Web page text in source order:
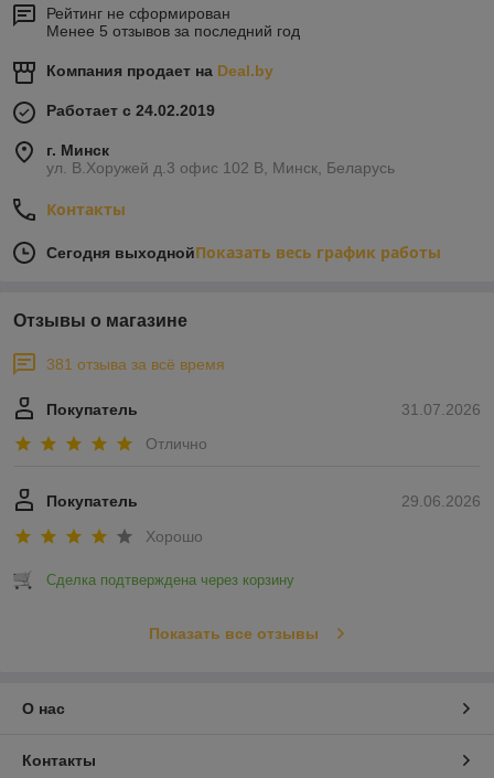
Рейтинг не сформирован
Менее 5 отзывов за последний год
Компания продает на Deal.by
Работает с 24.02.2019
г. Минск
ул. В.Хоружей д.3 офис 102 В, Минск, Беларусь
Контакты
Сегодня выходнойПоказать весь график работы
Отзывы о магазине
381 отзыва за всё время
31.07.2026
Покупатель
Отлично
29.06.2026
Покупатель
Хорошо
Сделка подтверждена через корзину
Показать все отзывы
О нас
Контакты